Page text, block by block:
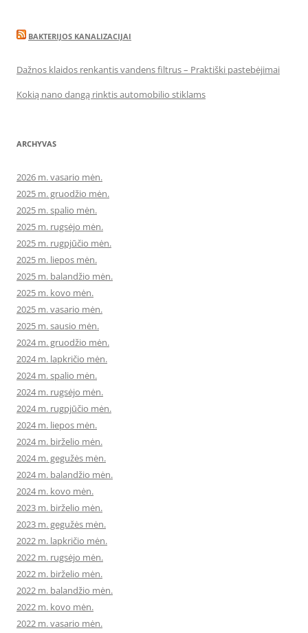
BAKTERIJOS KANALIZACIJAI
Dažnos klaidos renkantis vandens filtrus – Praktiški pastebėjimai
Kokią nano dangą rinktis automobilio stiklams
ARCHYVAS
2026 m. vasario mėn.
2025 m. gruodžio mėn.
2025 m. spalio mėn.
2025 m. rugsėjo mėn.
2025 m. rugpjūčio mėn.
2025 m. liepos mėn.
2025 m. balandžio mėn.
2025 m. kovo mėn.
2025 m. vasario mėn.
2025 m. sausio mėn.
2024 m. gruodžio mėn.
2024 m. lapkričio mėn.
2024 m. spalio mėn.
2024 m. rugsėjo mėn.
2024 m. rugpjūčio mėn.
2024 m. liepos mėn.
2024 m. birželio mėn.
2024 m. gegužės mėn.
2024 m. balandžio mėn.
2024 m. kovo mėn.
2023 m. birželio mėn.
2023 m. gegužės mėn.
2022 m. lapkričio mėn.
2022 m. rugsėjo mėn.
2022 m. birželio mėn.
2022 m. balandžio mėn.
2022 m. kovo mėn.
2022 m. vasario mėn.